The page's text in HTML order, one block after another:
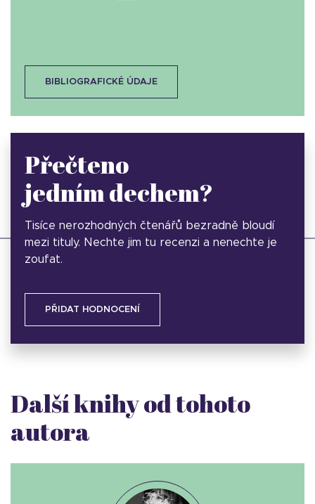
BIBLIOGRAFICKÉ ÚDAJE
Přečteno
jedním dechem?
Tisíce nerozhodných čtenářů bezradně bloudí
mezi tituly. Nechte jim tu recenzi a nenechte je
zoufat.
PŘIDAT HODNOCENÍ
Další knihy od tohoto
autora